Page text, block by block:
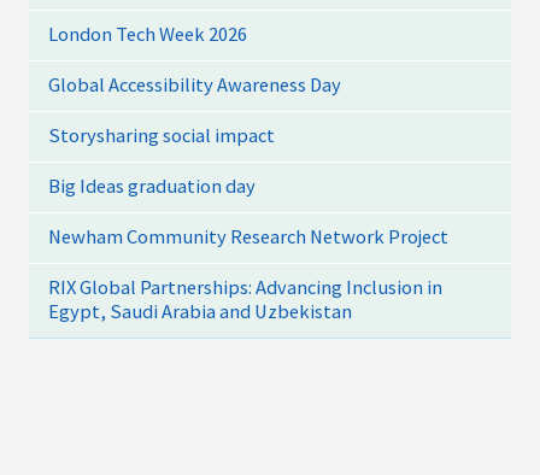
London Tech Week 2026
Global Accessibility Awareness Day
Storysharing social impact
Big Ideas graduation day
Newham Community Research Network Project
RIX Global Partnerships: Advancing Inclusion in
Egypt, Saudi Arabia and Uzbekistan